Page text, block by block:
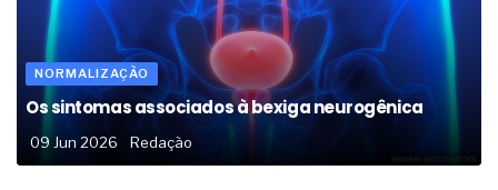
NORMALIZAÇÃO
Os sintomas associados à bexiga neurogênica
09 Jun 2026 Redação